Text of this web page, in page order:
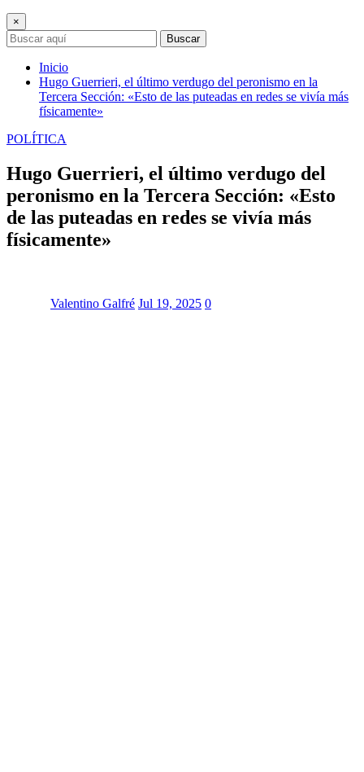
×
Buscar
Inicio
Hugo Guerrieri, el último verdugo del peronismo en la
Tercera Sección: «Esto de las puteadas en redes se vivía más
físicamente»
POLÍTICA
Hugo Guerrieri, el último verdugo del
peronismo en la Tercera Sección: «Esto
de las puteadas en redes se vivía más
físicamente»
Valentino Galfré Jul 19, 2025 0